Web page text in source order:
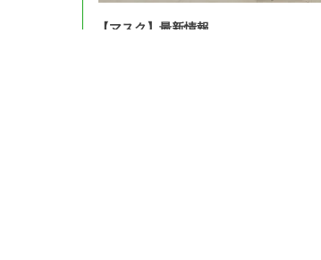
【マスク】最新情報